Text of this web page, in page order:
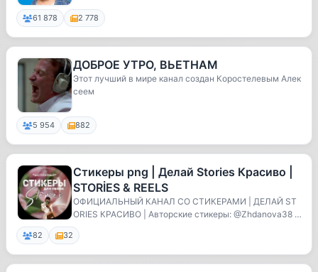
61 878 2 778
ДОБРОЕ УТРО, ВЬЕТНАМ
Этот лучший в мире канал создан Коростелевым Алек
сеем
5 954 882
Стикеры png | Делай Stories Красиво |
STORİES & REELS
ОФИЦИАЛЬНЫЙ КАНАЛ СО СТИКЕРАМИ | ДЕЛАЙ ST
ORIES КРАСИВО | Авторские стикеры: @Zhdanova38 Л
ичная ст...
82 32